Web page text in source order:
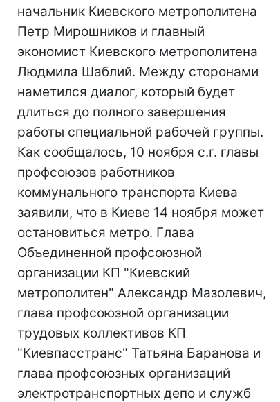
начальник Киевского метрополитена
Петр Мирошников и главный
экономист Киевского метрополитена
Людмила Шаблий. Между сторонами
наметился диалог, который будет
длиться до полного завершения
работы специальной рабочей группы.
Как сообщалось, 10 ноября с.г. главы
профсоюзов работников
коммунального транспорта Киева
заявили, что в Киеве 14 ноября может
остановиться метро. Глава
Объединенной профсоюзной
организации КП "Киевский
метрополитен" Александр Мазолевич,
глава профсоюзной организации
трудовых коллективов КП
"Киевпасстранс" Татьяна Баранова и
глава профсоюзных организаций
электротранспортных депо и служб